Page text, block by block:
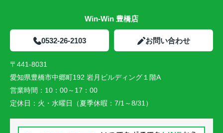
Win-Win 豊橋店
0532-26-2103 お問い合わせ
〒441-8031
愛知県豊橋市中郷町192 岩月ビルディング１階A
営業時間： 10：00～17：00
定休日： 火・水曜日（夏季休暇：7/1～8/31）